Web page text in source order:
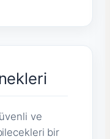
ve
bir